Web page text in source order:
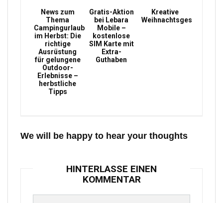
News zum
Thema
Campingurlaub
im Herbst: Die
richtige
Ausrüstung
für gelungene
Outdoor-
Erlebnisse –
herbstliche
Tipps
Gratis-Aktion
bei Lebara
Mobile –
kostenlose
SIM Karte mit
Extra-
Guthaben
Kreative
Weihnachtsgeschenke
We will be happy to hear your thoughts
HINTERLASSE EINEN
KOMMENTAR